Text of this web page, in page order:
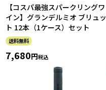
【コスパ最強スパークリングワ
イン】グランデルミオ ブリュッ
ト 12本（1ケース）セット
送料無料
7,680 税込